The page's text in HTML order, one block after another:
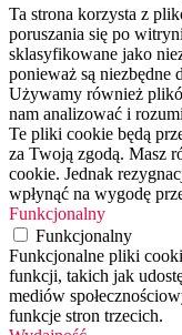
Ta strona korzysta z
poruszania się po
sklasyfikowane jako
ponieważ są niezbędne
Używamy również
nam analizować i
Te pliki cookie będą
za Twoją zgodą. Masz
cookie. Jednak
wpłynąć na wygodę
Funkcjonalny
Funkcjonalny
Funkcjonalne pliki
funkcji, takich jak
mediów
funkcje stron trzecich.